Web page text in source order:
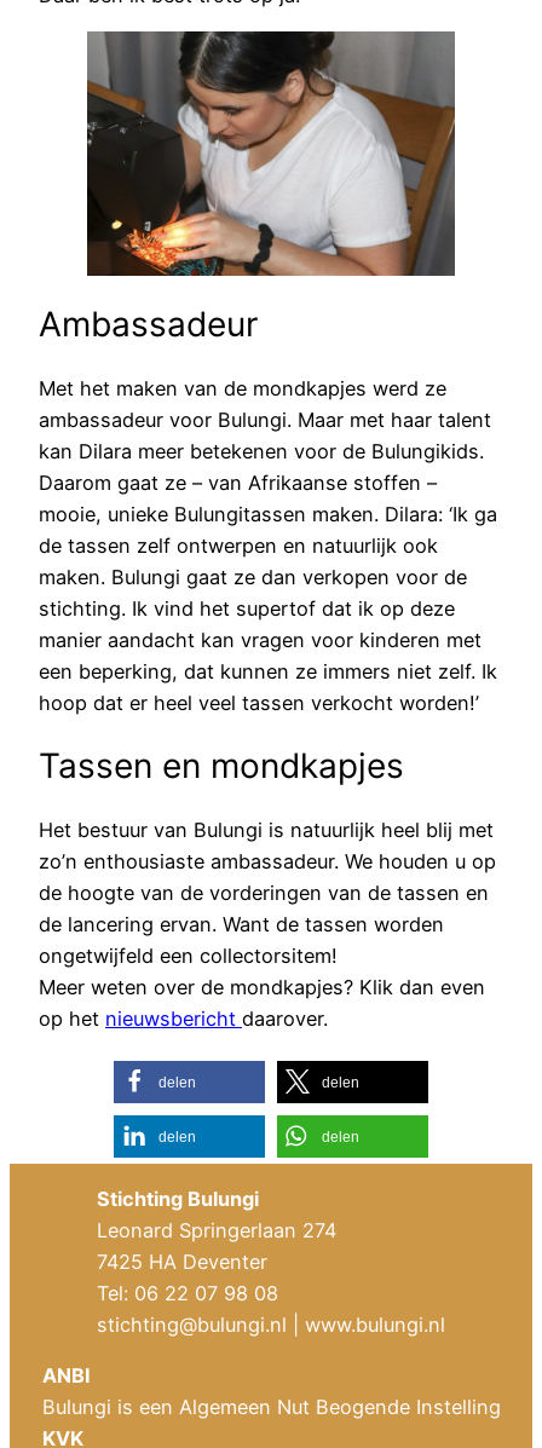
Ambassadeur
Met het maken van de mondkapjes werd ze
ambassadeur voor Bulungi. Maar met haar talent
kan Dilara meer betekenen voor de Bulungikids.
Daarom gaat ze – van Afrikaanse stoffen –
mooie, unieke Bulungitassen maken. Dilara: ‘Ik ga
de tassen zelf ontwerpen en natuurlijk ook
maken. Bulungi gaat ze dan verkopen voor de
stichting. Ik vind het supertof dat ik op deze
manier aandacht kan vragen voor kinderen met
een beperking, dat kunnen ze immers niet zelf. Ik
hoop dat er heel veel tassen verkocht worden!’
Tassen en mondkapjes
Het bestuur van Bulungi is natuurlijk heel blij met
zo’n enthousiaste ambassadeur. We houden u op
de hoogte van de vorderingen van de tassen en
de lancering ervan. Want de tassen worden
ongetwijfeld een collectorsitem!
Meer weten over de mondkapjes? Klik dan even
op het nieuwsbericht daarover.
delen delen
delen delen
Stichting Bulungi
Leonard Springerlaan 274
7425 HA Deventer
Tel: 06 22 07 98 08
stichting@bulungi.nl | www.bulungi.nl
ANBI
Bulungi is een Algemeen Nut Beogende Instelling
KVK